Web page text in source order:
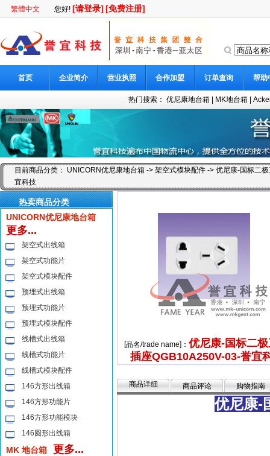
繁體中文 您好! [请登录] [免费注册]
首页 企业简介 营业执照 合作加盟 订单查询 帮助
热门搜索： 优尼康地台箱 MK地台箱
目前商品分类： UNICORN优尼康地台箱 -> 架空式模块配件 -> 优尼康-国标二
宜科技
热卖商品分类
UNICORN优尼康地台箱
更多...
架空式出线箱
架空式功能片
架空式模块配件
预埋式出线箱
预埋式功能片
预埋式模块配件
线槽式出线箱
线槽式功能片
线槽式模块配件
146方形出线箱
146方形功能片
146方形功能模块
146圆形出线箱
MK 地台箱 更多...
[品名/trade name]： 优尼康-国标二
插座QGB10A250V-03-誉宜
商品详细 商品评论 购物指南
优尼康-